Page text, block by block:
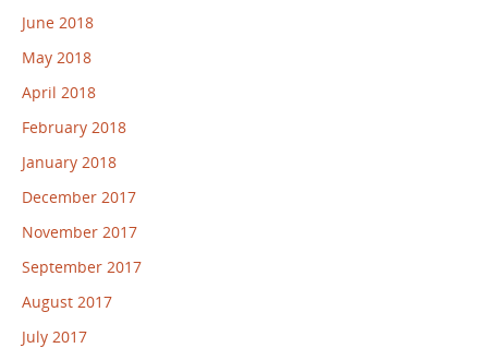
June 2018
May 2018
April 2018
February 2018
January 2018
December 2017
November 2017
September 2017
August 2017
July 2017